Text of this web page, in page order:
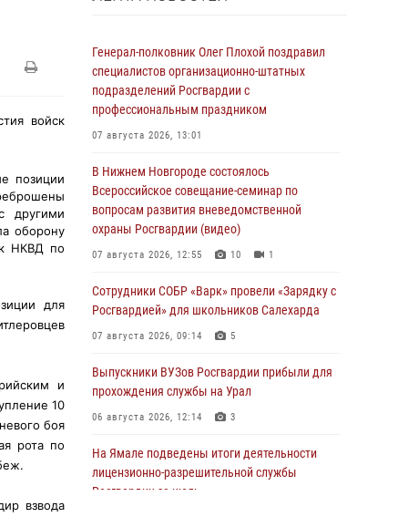
войск
позиции
другими
оборону
НКВД по
для
и
10
боя
рота по
взвода
Генерал-полковник Олег Плохой поздравил
специалистов организационно-штатных
подразделений Росгвардии с
профессиональным праздником
07 августа 2026, 13:01
В Нижнем Новгороде состоялось
Всероссийское совещание-семинар по
вопросам развития вневедомственной
охраны Росгвардии (видео)
07 августа 2026, 12:55 10 1
Сотрудники СОБР «Варк» провели «Зарядку с
Росгвардией» для школьников Салехарда
07 августа 2026, 09:14 5
Выпускники ВУЗов Росгвардии прибыли для
прохождения службы на Урал
06 августа 2026, 12:14 3
На Ямале подведены итоги деятельности
лицензионно-разрешительной службы
Росгвардии за июль